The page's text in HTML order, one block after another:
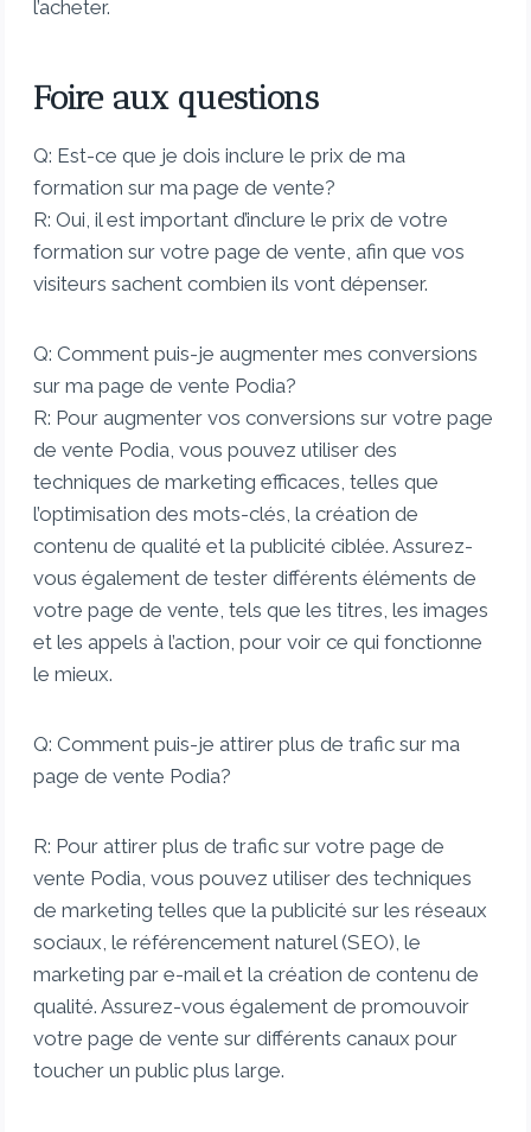
l’acheter.
Foire aux questions
Q: Est-ce que je dois inclure le prix de ma
formation sur ma page de vente?
R: Oui, il est important d’inclure le prix de votre
formation sur votre page de vente, afin que vos
visiteurs sachent combien ils vont dépenser.
Q: Comment puis-je augmenter mes conversions
sur ma page de vente Podia?
R: Pour augmenter vos conversions sur votre page
de vente Podia, vous pouvez utiliser des
techniques de marketing efficaces, telles que
l’optimisation des mots-clés, la création de
contenu de qualité et la publicité ciblée. Assurez-
vous également de tester différents éléments de
votre page de vente, tels que les titres, les images
et les appels à l’action, pour voir ce qui fonctionne
le mieux.
Q: Comment puis-je attirer plus de trafic sur ma
page de vente Podia?
R: Pour attirer plus de trafic sur votre page de
vente Podia, vous pouvez utiliser des techniques
de marketing telles que la publicité sur les réseaux
sociaux, le référencement naturel (SEO), le
marketing par e-mail et la création de contenu de
qualité. Assurez-vous également de promouvoir
votre page de vente sur différents canaux pour
toucher un public plus large.